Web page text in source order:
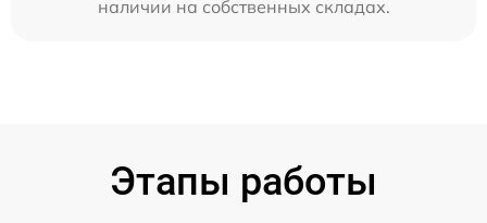
наличии на собственных складах.
Этапы работы